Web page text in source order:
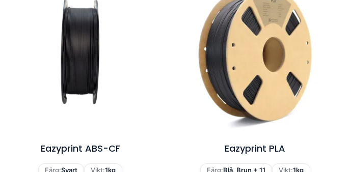
Eazyprint ABS-CF
Färg:Svart Vikt:1kg
Eazyprint PLA
Färg:Blå, Brun + 11 Vikt:1kg